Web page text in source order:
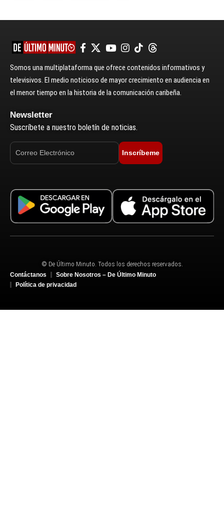
Somos una multiplataforma que ofrece contenidos informativos y
televisivos. El medio noticioso de mayor crecimiento en audiencia en
el menor tiempo en la historia de la comunicación caribeña.
Newsletter
Suscríbete a nuestro boletín de noticias.
Inscríbeme
© De Último Minuto. Todos los derechos reservados.
Contáctanos
Sobre Nosotros – De Último Minuto
Política de privacidad